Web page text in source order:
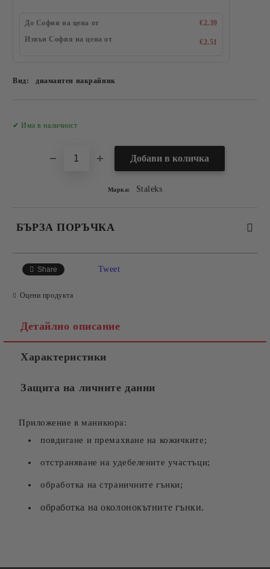
До София на цена от
€2.39
Извън София на цена от
€2.51
Вид: диамантен накрайник
✔ Има в наличност
Марка: Staleks
БЪРЗА ПОРЪЧКА
Съгласен съм с
Ние ще се свържем с вас в рамките на работния ден.
Share Tweet
Оцени продукта
Детайлно описание
Характеристики
Защита на личните данни
Приложение в маникюра:
повдигане и премахване на кожичките;
отстраняване на удебелените участъци;
обработка на страничните гънки;
обработка на околонокътните гънки.